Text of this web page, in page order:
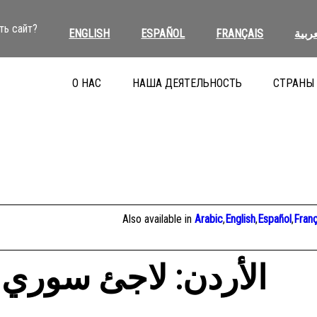
сайт? ENGLISH ESPAÑOL FRANÇAIS
О НАС НАША ДЕЯТЕЛЬНОСТЬ СТРАНЫ
Also available inArabic,English,Español,
الأردن: لاجئ